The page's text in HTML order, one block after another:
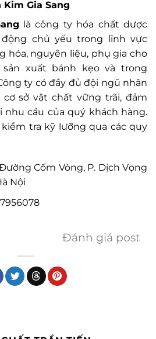
Kim Gia Sang
là công ty hóa chất dược
chủ yếu trong lĩnh vực
hóa, nguyên liệu, phụ gia cho
xuất bánh kẹo và trong
ty có đầy đủ đội ngũ nhân
sở vật chất vững trãi, đảm
cầu của quý khách hàng.
tra kỹ lưỡng qua các quy
Cốm Vòng, P. Dịch Vọng
Nội
Đánh giá post